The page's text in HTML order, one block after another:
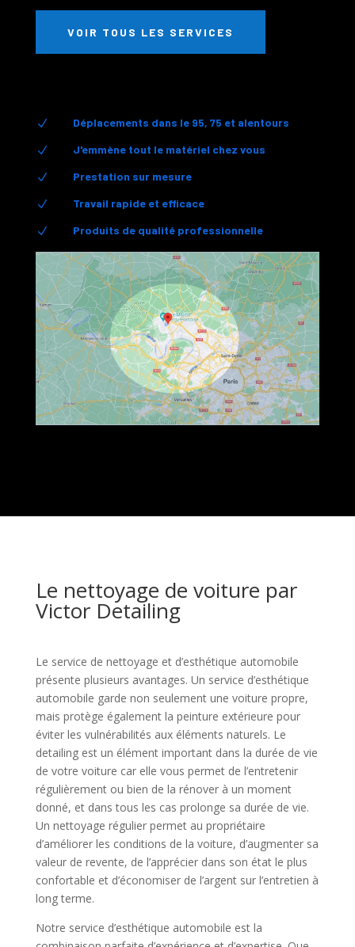
VOIR TOUS LES SERVICES
N Déplacements dans le 95, 75 et alentours
N J'emmène tout le matériel chez vous
N Prestation sur mesure
N Travail rapide et efficace
N Produits de qualité professionnelle
Le nettoyage de voiture par
Victor Detailing
Le service de nettoyage et d’esthétique automobile
présente plusieurs avantages. Un service d’esthétique
automobile garde non seulement une voiture propre,
mais protège également la peinture extérieure pour
éviter les vulnérabilités aux éléments naturels. Le
detailing est un élément important dans la durée de vie
de votre voiture car elle vous permet de l’entretenir
régulièrement ou bien de la rénover à un moment
donné, et dans tous les cas prolonge sa durée de vie.
Un nettoyage régulier permet au propriétaire
d’améliorer les conditions de la voiture, d’augmenter sa
valeur de revente, de l’apprécier dans son état le plus
confortable et d’économiser de l’argent sur l’entretien à
long terme.
Notre service d’esthétique automobile est la